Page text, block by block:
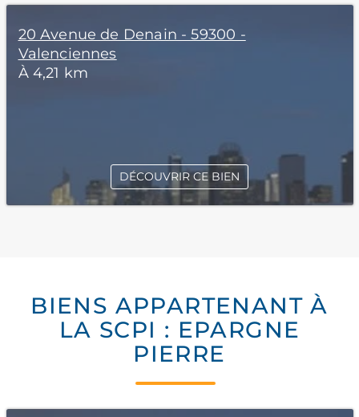
20 Avenue de Denain - 59300 -
Valenciennes
À 4,21 km
DÉCOUVRIR CE BIEN
BIENS APPARTENANT À
LA SCPI : EPARGNE
PIERRE